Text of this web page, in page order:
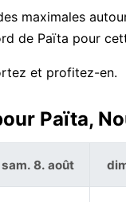
maximales
de Païta pour
et profitez-en.
Païta,
sam. 8. août